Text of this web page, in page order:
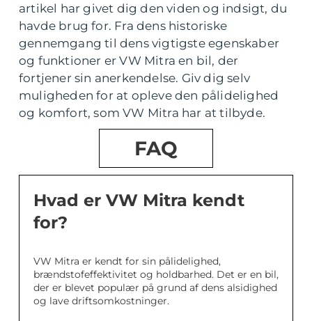
artikel har givet dig den viden og indsigt, du
havde brug for. Fra dens historiske
gennemgang til dens vigtigste egenskaber
og funktioner er VW Mitra en bil, der
fortjener sin anerkendelse. Giv dig selv
muligheden for at opleve den pålidelighed
og komfort, som VW Mitra har at tilbyde.
FAQ
Hvad er VW Mitra kendt
for?
VW Mitra er kendt for sin pålidelighed,
brændstofeffektivitet og holdbarhed. Det er en bil,
der er blevet populær på grund af dens alsidighed
og lave driftsomkostninger.